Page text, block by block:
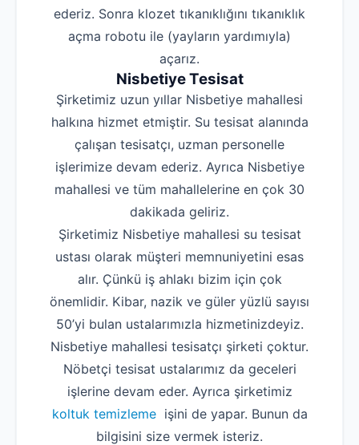
ederiz. Sonra klozet tıkanıklığını tıkanıklık
açma robotu ile (yayların yardımıyla)
açarız.
Nisbetiye Tesisat
Şirketimiz uzun yıllar Nisbetiye mahallesi
halkına hizmet etmiştir. Su tesisat alanında
çalışan tesisatçı, uzman personelle
işlerimize devam ederiz. Ayrıca Nisbetiye
mahallesi ve tüm mahallelerine en çok 30
dakikada geliriz.
Şirketimiz Nisbetiye mahallesi su tesisat
ustası olarak müşteri memnuniyetini esas
alır. Çünkü iş ahlakı bizim için çok
önemlidir. Kibar, nazik ve güler yüzlü sayısı
50’yi bulan ustalarımızla hizmetinizdeyiz.
Nisbetiye mahallesi tesisatçı şirketi çoktur.
Nöbetçi tesisat ustalarımız da geceleri
işlerine devam eder. Ayrıca şirketimiz
koltuk temizlemeişini de yapar. Bunun da
bilgisini size vermek isteriz.